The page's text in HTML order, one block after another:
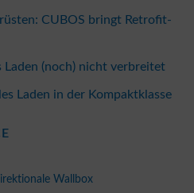
CUBOS bringt Retrofit-
(noch) nicht verbreitet
Laden in der Kompaktklasse
Wallbox